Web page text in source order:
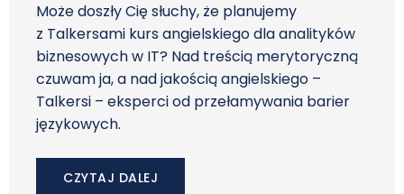
Może doszły Cię słuchy, że planujemy
z Talkersami kurs angielskiego dla analityków
biznesowych w IT? Nad treścią merytoryczną
czuwam ja, a nad jakością angielskiego –
Talkersi – eksperci od przełamywania barier
językowych.
CZYTAJ DALEJ